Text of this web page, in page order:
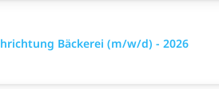
Bäckerei (m/w/d) - 2026